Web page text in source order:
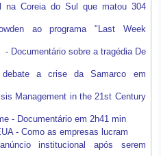
na Coreia do Sul que matou 304
ao programa "Last Week
Documentário sobre a tragédia De
debate a crise da Samarco em
Management in the 21st Century
- Documentário em 2h41 min
- Como as empresas lucram
institucional após serem